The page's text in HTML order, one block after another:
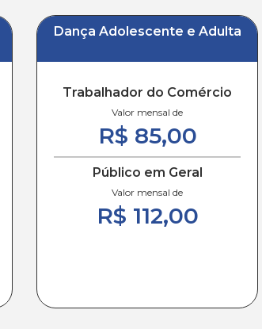
Dança Adolescente e Adulta
Trabalhador do Comércio
Valor mensal de
R$ 85,00
Público em Geral
Valor mensal de
R$ 112,00